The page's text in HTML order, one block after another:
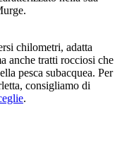
chilometri, adatta
anche tratti rocciosi che
pesca subacquea. Per
consigliamo di
.